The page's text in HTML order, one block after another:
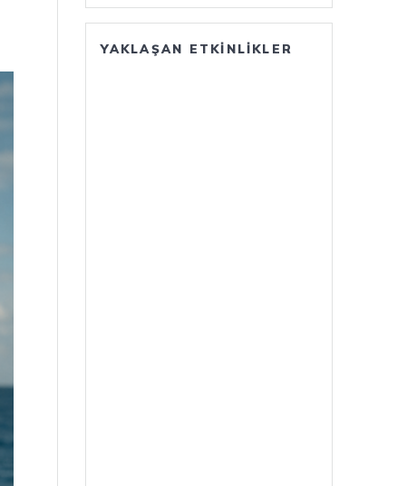
YAKLAŞAN ETKINLIKLER